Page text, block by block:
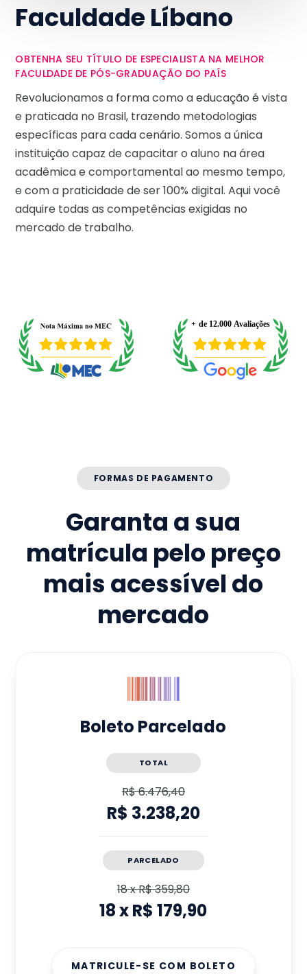
Faculdade Líbano
OBTENHA SEU TÍTULO DE ESPECIALISTA NA MELHOR
FACULDADE DE PÓS-GRADUAÇÃO DO PAÍS
Revolucionamos a forma como a educação é vista
e praticada no Brasil, trazendo metodologias
específicas para cada cenário. Somos a única
instituição capaz de capacitar o aluno na área
acadêmica e comportamental ao mesmo tempo,
e com a praticidade de ser 100% digital. Aqui você
adquire todas as competências exigidas no
mercado de trabalho.
FORMAS DE PAGAMENTO
Garanta a sua
matrícula pelo preço
mais acessível do
mercado
Boleto Parcelado
TOTAL
R$ 6.476,40
R$ 3.238,20
PARCELADO
18xR$ 359,80
18xR$ 179,90
MATRICULE-SE COM BOLETO